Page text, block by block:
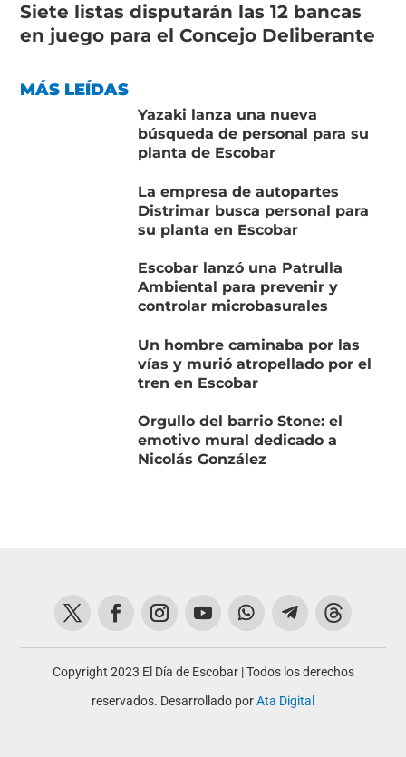
Siete listas disputarán las 12 bancas
en juego para el Concejo Deliberante
MÁS LEÍDAS
Yazaki lanza una nueva
búsqueda de personal para su
planta de Escobar
La empresa de autopartes
Distrimar busca personal para
su planta en Escobar
Escobar lanzó una Patrulla
Ambiental para prevenir y
controlar microbasurales
Un hombre caminaba por las
vías y murió atropellado por el
tren en Escobar
Orgullo del barrio Stone: el
emotivo mural dedicado a
Nicolás González
Copyright 2023 El Día de Escobar | Todos los derechos
reservados. Desarrollado porAta Digital